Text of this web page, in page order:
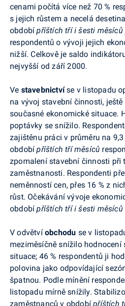
cenami počítá více než 70 %
s jejich růstem a necelá
obdobípříštích tří i šesti měsíců
respondentů o vývoji jejich
nižší. Celkově je saldo
nejvyšší od září 2000.
Ve stavebnictvíse v listopadu
na vývoj stavební činnosti,
současné ekonomické situace.
poptávky se snížilo.
zajištěnu práci v průměru na
obdobípříštích tří měsíců
zpomalení stavební činnosti při
zaměstnanosti. Respondenti
neměnností cen, přes 16 % z
růst. Očekávání vývoje
obdobípříštích tří i šesti měsíců
V odvětvíobchodu se v
meziměsíčně snížilo hodnocení
situace; 46 % respondentů ji
polovina jako odpovídající
špatnou. Podle mínění
listopadu mírně snížily.
zaměstnanců v obdobípříštích